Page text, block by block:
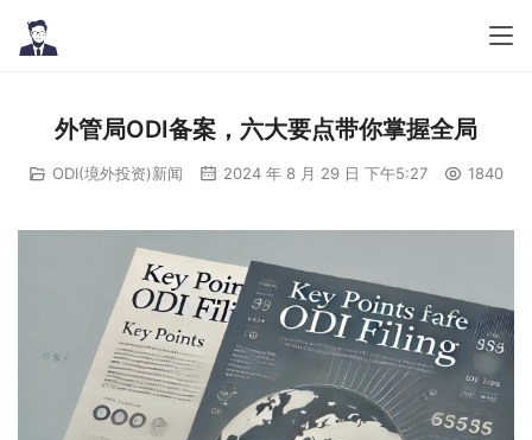
外管局ODI备案，六大要点带你掌握全局
ODI(境外投资)新闻 2024 年 8 月 29 日 下午5:27 1840